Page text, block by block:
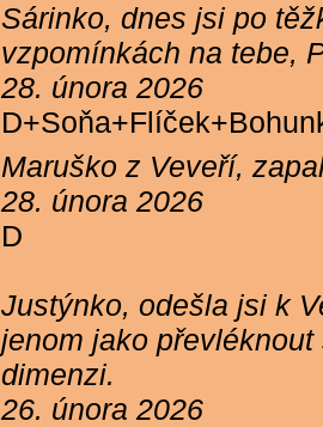
Sárinko, dnes jsi po
vzpomínkách na tebe,
28. února 2026
Maruško z Veveří,
28. února 2026
D
Justýnko, odešla jsi k
jenom jako
dimenzi.
26. února 2026